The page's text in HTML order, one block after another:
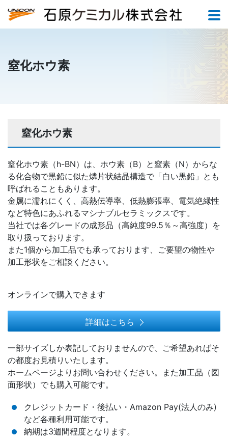
窒化ホウ素
窒化ホウ素
窒化ホウ素（h-BN）は、ホウ素（B）と窒素（N）からな
る化合物で黒鉛に似た燐片状結晶構造で「白い黒鉛」とも
呼ばれることもあります。
金属に濡れにくく、高熱伝導率、低熱膨張率、電気絶縁性
など特色にあふれるマシナブルセラミックスです。
当社では各グレードの成形品（高純度99.5％～高強度）を
取り扱っております。
また1個から加工品でも承っております、ご要望の物性や
加工形状をご相談ください。
オンラインで購入できます
詳細はこちら
一部サイズしか表記しておりませんので、ご希望あればそ
の都度お見積りいたします。
ホームページよりお問い合わせください。また加工品（図
面形状）でも購入可能です。
クレジットカード・後払い・Amazon Pay(法人のみ)
など各種利用可能です。
納期は3週間程度となります。